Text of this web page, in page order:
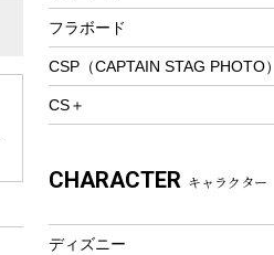
トレッキングアクセサリー
プレイグッズ
ウェルネス
フィットネス
アクセサリー
フラボード
CSP（CAPTAIN STAG PHOTO）
CS＋
CHARACTER キャラクター
ディズニー